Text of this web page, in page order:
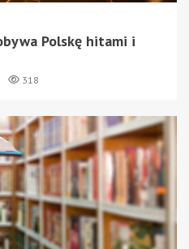
Polskę hitami i
318